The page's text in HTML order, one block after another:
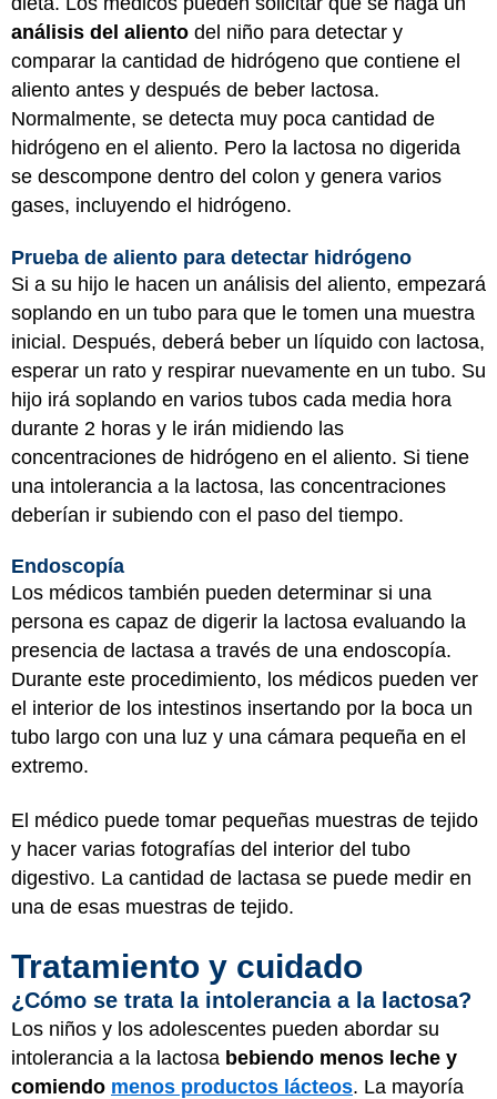
análisis del aliento del niño para detectar y
comparar la cantidad de hidrógeno que contiene el
aliento antes y después de beber lactosa.
Normalmente, se detecta muy poca cantidad de
hidrógeno en el aliento. Pero la lactosa no digerida
se descompone dentro del colon y genera varios
gases, incluyendo el hidrógeno.
Prueba de aliento para detectar hidrógeno
Si a su hijo le hacen un análisis del aliento, empezará
soplando en un tubo para que le tomen una muestra
inicial. Después, deberá beber un líquido con lactosa,
esperar un rato y respirar nuevamente en un tubo. Su
hijo irá soplando en varios tubos cada media hora
durante 2 horas y le irán midiendo las
concentraciones de hidrógeno en el aliento. Si tiene
una intolerancia a la lactosa, las concentraciones
deberían ir subiendo con el paso del tiempo.
Endoscopía
Los médicos también pueden determinar si una
persona es capaz de digerir la lactosa evaluando la
presencia de lactasa a través de una endoscopía.
Durante este procedimiento, los médicos pueden ver
el interior de los intestinos insertando por la boca un
tubo largo con una luz y una cámara pequeña en el
extremo.
El médico puede tomar pequeñas muestras de tejido
y hacer varias fotografías del interior del tubo
digestivo. La cantidad de lactasa se puede medir en
una de esas muestras de tejido.
Tratamiento y cuidado
¿Cómo se trata la intolerancia a la lactosa?
Los niños y los adolescentes pueden abordar su
intolerancia a la lactosa bebiendo menos leche y
comiendo menos productos lácteos. La mayoría